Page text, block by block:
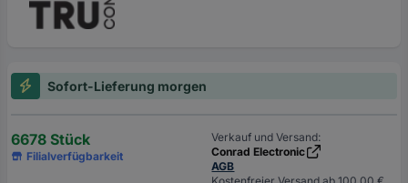
Sofort-Lieferung morgen
6678 Stück
Filialverfügbarkeit
Verkauf und Versand:
Conrad Electronic
AGB